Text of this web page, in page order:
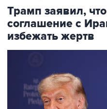
соглашение с
избежать жертв